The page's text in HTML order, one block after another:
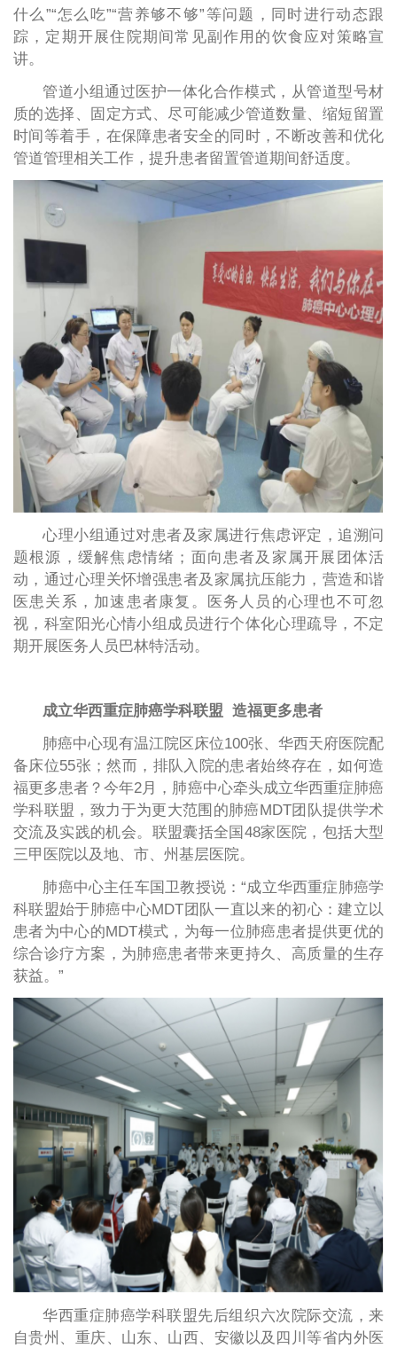
什么”“怎么吃”“营养够不够”等问题，同时进行动态跟
踪，定期开展住院期间常见副作用的饮食应对策略宣
讲。
管道小组通过医护一体化合作模式，从管道型号材
质的选择、固定方式、尽可能减少管道数量、缩短留置
时间等着手，在保障患者安全的同时，不断改善和优化
管道管理相关工作，提升患者留置管道期间舒适度。
心理小组通过对患者及家属进行焦虑评定，追溯问
题根源，缓解焦虑情绪；面向患者及家属开展团体活
动，通过心理关怀增强患者及家属抗压能力，营造和谐
医患关系，加速患者康复。医务人员的心理也不可忽
视，科室阳光心情小组成员进行个体化心理疏导，不定
期开展医务人员巴林特活动。
成立华西重症肺癌学科联盟 造福更多患者
肺癌中心现有温江院区床位100张、华西天府医院配
备床位55张；然而，排队入院的患者始终存在，如何造
福更多患者？今年2月，肺癌中心牵头成立华西重症肺癌
学科联盟，致力于为更大范围的肺癌MDT团队提供学术
交流及实践的机会。联盟囊括全国48家医院，包括大型
三甲医院以及地、市、州基层医院。
肺癌中心主任车国卫教授说：“成立华西重症肺癌学
科联盟始于肺癌中心MDT团队一直以来的初心：建立以
患者为中心的MDT模式，为每一位肺癌患者提供更优的
综合诊疗方案，为肺癌患者带来更持久、高质量的生存
获益。”
华西重症肺癌学科联盟先后组织六次院际交流，来
自贵州、重庆、山东、山西、安徽以及四川等省内外医